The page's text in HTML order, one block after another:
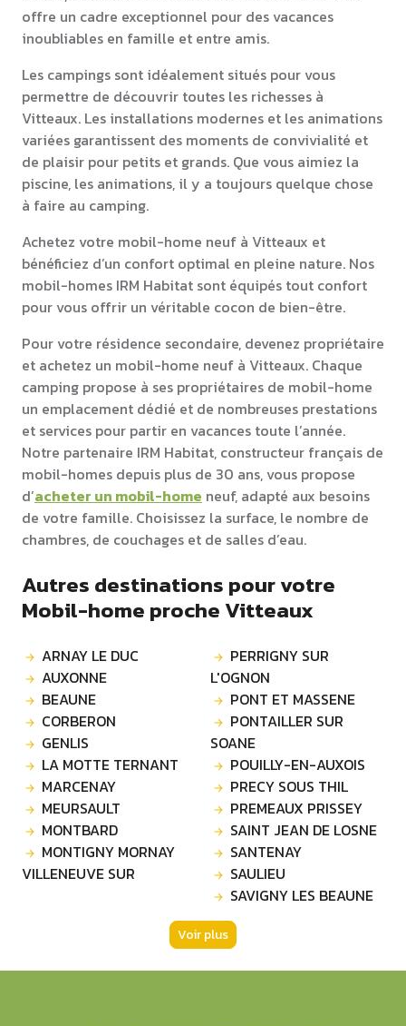
offre un cadre exceptionnel pour des vacances
inoubliables en famille et entre amis.
Les campings sont idéalement situés pour vous
permettre de découvrir toutes les richesses à
Vitteaux. Les installations modernes et les animations
variées garantissent des moments de convivialité et
de plaisir pour petits et grands. Que vous aimiez la
piscine, les animations, il y a toujours quelque chose
à faire au camping.
Achetez votre mobil-home neuf à Vitteaux et
bénéficiez d’un confort optimal en pleine nature. Nos
mobil-homes IRM Habitat sont équipés tout confort
pour vous offrir un véritable cocon de bien-être.
Pour votre résidence secondaire, devenez propriétaire
et achetez un mobil-home neuf à Vitteaux. Chaque
camping propose à ses propriétaires de mobil-home
un emplacement dédié et de nombreuses prestations
et services pour partir en vacances toute l’année.
Notre partenaire IRM Habitat, constructeur français de
mobil-homes depuis plus de 30 ans, vous propose
d’acheter un mobil-home neuf, adapté aux besoins
de votre famille. Choisissez la surface, le nombre de
chambres, de couchages et de salles d’eau.
Autres destinations pour votre
Mobil-home proche Vitteaux
ARNAY LE DUC
AUXONNE
BEAUNE
CORBERON
GENLIS
LA MOTTE TERNANT
MARCENAY
MEURSAULT
MONTBARD
MONTIGNY MORNAY
VILLENEUVE SUR
PERRIGNY SUR
L'OGNON
PONT ET MASSENE
PONTAILLER SUR
SOANE
POUILLY-EN-AUXOIS
PRECY SOUS THIL
PREMEAUX PRISSEY
SAINT JEAN DE LOSNE
SANTENAY
SAULIEU
SAVIGNY LES BEAUNE
Voir plus